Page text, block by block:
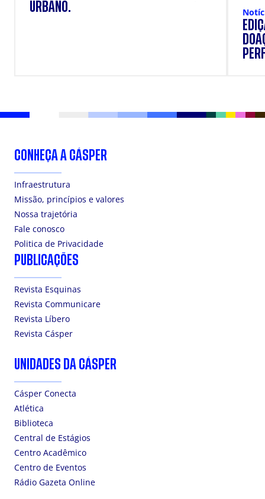
URBANO.
CONHEÇA A CÁSPER
Infraestrutura
Missão, princípios e valores
Nossa trajetória
Fale conosco
Politica de Privacidade
PUBLICAÇÕES
Revista Esquinas
Revista Communicare
Revista Líbero
Revista Cásper
UNIDADES DA CÁSPER
Cásper Conecta
Atlética
Biblioteca
Central de Estágios
Centro Acadêmico
Centro de Eventos
Rádio Gazeta Online